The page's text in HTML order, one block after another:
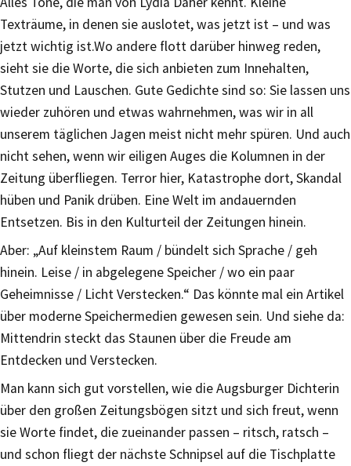
Texträume, in denen sie auslotet, was jetzt ist – und was
jetzt wichtig ist.Wo andere flott darüber hinweg reden,
sieht sie die Worte, die sich anbieten zum Innehalten,
Stutzen und Lauschen. Gute Gedichte sind so: Sie lassen uns
wieder zuhören und etwas wahrnehmen, was wir in all
unserem täglichen Jagen meist nicht mehr spüren. Und auch
nicht sehen, wenn wir eiligen Auges die Kolumnen in der
Zeitung überfliegen. Terror hier, Katastrophe dort, Skandal
hüben und Panik drüben. Eine Welt im andauernden
Entsetzen. Bis in den Kulturteil der Zeitungen hinein.
Aber: „Auf kleinstem Raum / bündelt sich Sprache / geh
hinein. Leise / in abgelegene Speicher / wo ein paar
Geheimnisse / Licht Verstecken.“ Das könnte mal ein Artikel
über moderne Speichermedien gewesen sein. Und siehe da:
Mittendrin steckt das Staunen über die Freude am
Entdecken und Verstecken.
Man kann sich gut vorstellen, wie die Augsburger Dichterin
über den großen Zeitungsbögen sitzt und sich freut, wenn
sie Worte findet, die zueinander passen – ritsch, ratsch –
und schon fliegt der nächste Schnipsel auf die Tischplatte